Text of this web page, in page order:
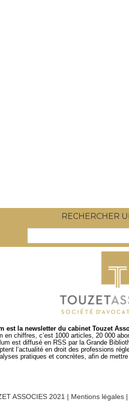
RECHERCHER
est la newsletter du cabinet Touzet
en chiffres, c’est 1000 articles, 20 000
est diffusé en RSS par la Grande
l’actualité en droit des professions
pratiques et concrètes, afin de
ASSOCIES 2021 | Mentions légales |